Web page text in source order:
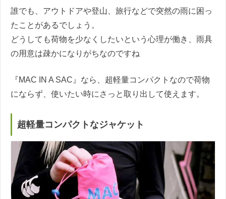
誰でも、アウトドアや登山、旅行などで突然の雨に困っ
たことがあるでしょう。
どうしても荷物を少なくしたいという心理が働き、雨具
の用意は疎かになりがちなのですね
『MAC IN A SAC』なら、超軽量コンパクトなので荷物
にならず、使いたい時にさっと取り出して使えます。
超軽量コンパクトなジャケット